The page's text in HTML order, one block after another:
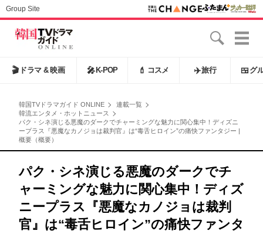
Group Site
🎬 ドラマ & 映画 🎤 K-POP 💄 コスメ ✈️旅行 🍱 グ
韓国TVドラマガイド ONLINE
連載一覧
韓流エンタメ・ホットニュース
パク・シネ演じる悪魔のダークでチャーミングな魅力に関心集中！ディズニ
ープラス『悪魔なカノジョは裁判官』は“毒舌ヒロイン”の痛快ファンタジー |
概要（概要）
パク・シネ演じる悪魔のダークでチ
ャーミングな魅力に関心集中！ディズ
ニープラス『悪魔なカノジョは裁判
官』は“毒舌ヒロイン”の痛快ファンタ